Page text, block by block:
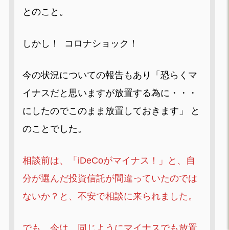
とのこと。
しかし！ コロナショック！
今の状況についての報告もあり「恐らくマ
イナスだと思いますが放置する為に・・・
にしたのでこのまま放置しておきます」 と
のことでした。
相談前は、「iDeCoがマイナス！」と、自
分が選んだ投資信託が間違っていたのでは
ないか？と、不安で相談に来られました。
でも、今は、同じようにマイナスでも放置